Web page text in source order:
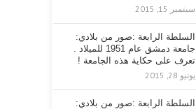
سبتمبر 15, 2015
السلطة الرابعة :صور من بلادي:
جامعة دمشق عام 1951 للميلاد .
تعرف على حكاية هذه الجامعة !
يونيو 28, 2015
السلطة الرابعة :صور من بلادي: